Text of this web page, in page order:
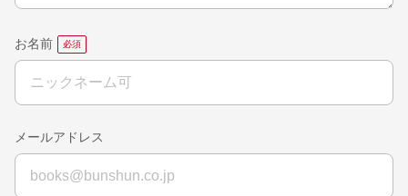
お名前
メールアドレス